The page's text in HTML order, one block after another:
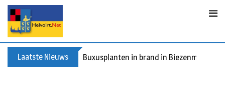
p
Laatste Nieuws Buxusplanten in brand in Biezenmortel,